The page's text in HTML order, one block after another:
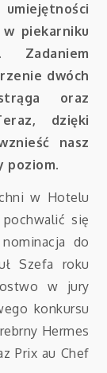
piekarniku
dwóch
oraz
dzięki
nasz
poziom.
w Hotelu
się
do
Szefa roku
w jury
konkursu
Hermes
Prix au Chef